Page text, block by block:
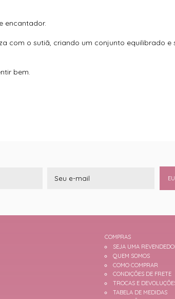
encantador.
com o sutiã, criando um conjunto equilibrado e
bem.
COMPRAS
SEJA UMA
QUEM SOMOS
COMO COMPRAR
CONDIÇÕES DE FRETE
TROCAS E
TABELA DE MEDIDAS